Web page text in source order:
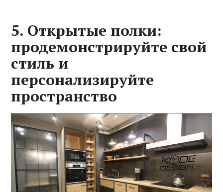
5. Открытые полки:
продемонстрируйте свой
стиль и
персонализируйте
пространство